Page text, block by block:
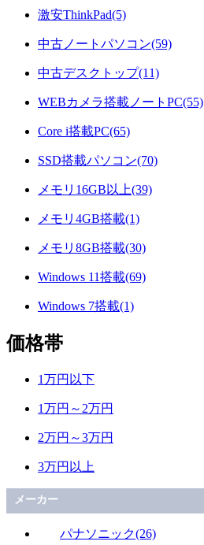
激安ThinkPad(5)
中古ノートパソコン(59)
中古デスクトップ(11)
WEBカメラ搭載ノートPC(55)
Core i搭載PC(65)
SSD搭載パソコン(70)
メモリ16GB以上(39)
メモリ4GB搭載(1)
メモリ8GB搭載(30)
Windows 11搭載(69)
Windows 7搭載(1)
価格帯
1万円以下
1万円～2万円
2万円～3万円
3万円以上
メーカー
パナソニック(26)